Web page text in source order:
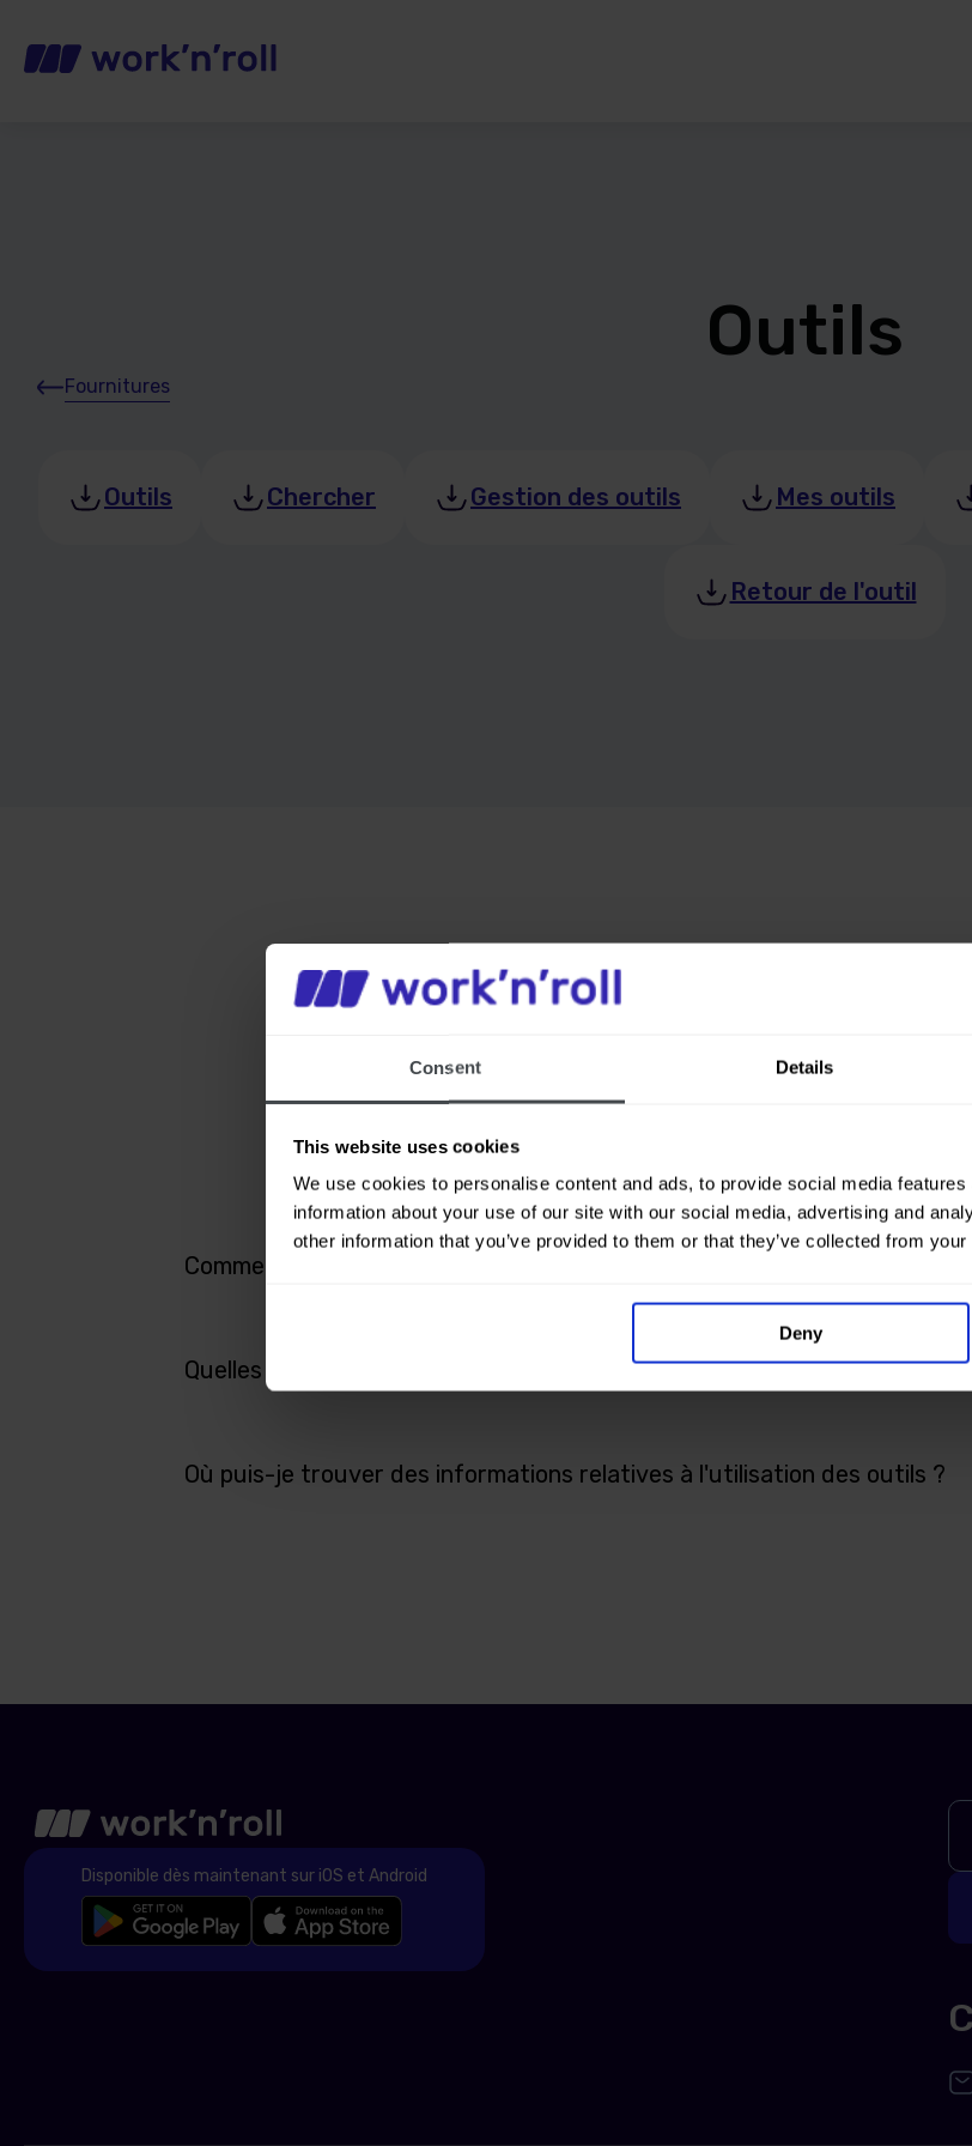
Consent Details
This website uses cookies
We use cookies to personalise content and ads, to provide social media
information about your use of our site with our social media, advertising and
other information that you’ve provided to them or that they’ve collected from
Deny
Outils
Fournitures
Outils Chercher Gestion des outils Mes outils
Retour de l'outil
Questions et
Comment savoir où se trouve un outil ?
Quelles sont les informations disponibles dans la section "Outils" ?
Où puis-je trouver des informations relatives à l'utilisation des outils ?
Disponible dès maintenant sur iOS et Android